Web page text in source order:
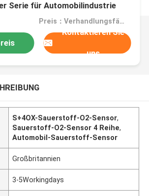
Serie für Automobilindustrie
Preis：Verhandlungsfähig
Kontaktieren Sie
uns
S+4OX-Sauerstoff-O2-Sensor,
Sauerstoff-O2-Sensor 4 Reihe,
Automobil-Sauerstoff-Sensor
Großbritannien
3-5Workingdays